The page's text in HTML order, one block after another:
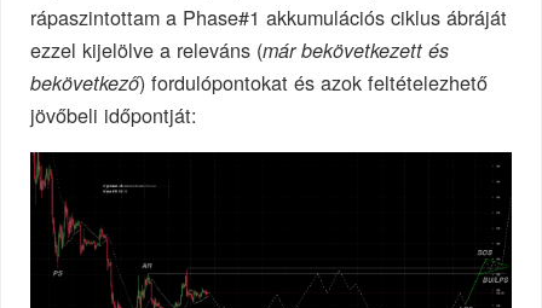
rápaszintottam a Phase#1 akkumulációs ciklus ábráját
ezzel kijelölve a releváns (már bekövetkezett és
bekövetkező) fordulópontokat és azok feltételezhető
jövőbeli időpontját: